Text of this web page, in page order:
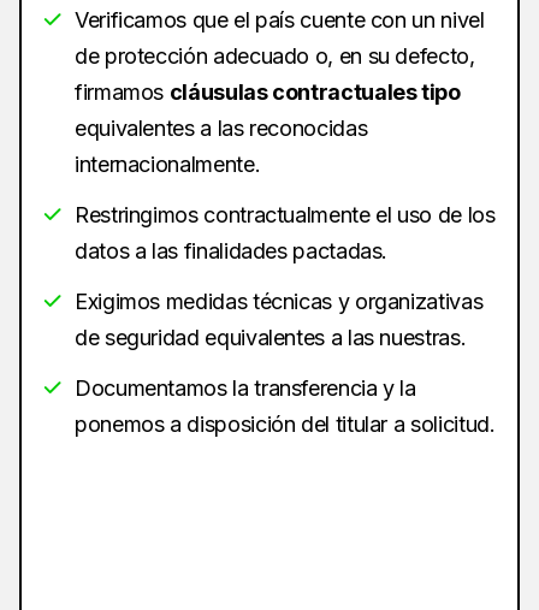
Verificamos que el país cuente con un nivel
de protección adecuado o, en su defecto,
firmamos cláusulas contractuales tipo
equivalentes a las reconocidas
internacionalmente.
Restringimos contractualmente el uso de los
datos a las finalidades pactadas.
Exigimos medidas técnicas y organizativas
de seguridad equivalentes a las nuestras.
Documentamos la transferencia y la
ponemos a disposición del titular a solicitud.